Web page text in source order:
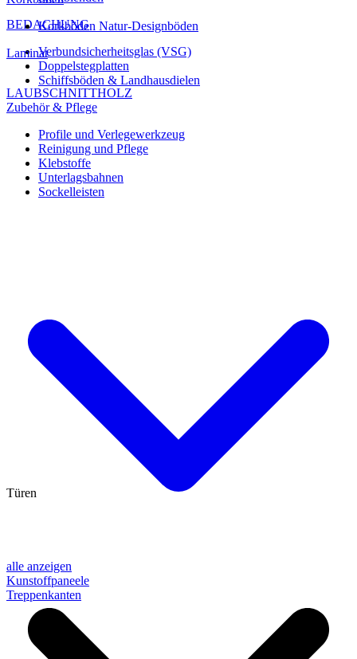
BEDACHUNG
Verbundsicherheitsglas (VSG)
Doppelstegplatten
LAUBSCHNITTHOLZ
Korkböden Natur-Designböden
Laminat
Schiffsböden & Landhausdielen
Zubehör & Pflege
Profile und Verlegewerkzeug
Reinigung und Pflege
Klebstoffe
Unterlagsbahnen
Sockelleisten
alle anzeigen
Kunstoffpaneele
Treppenkanten
Türen